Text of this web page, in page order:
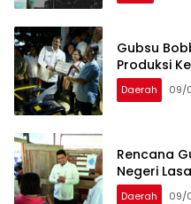
Gubsu
Produksi
Daerah 09/
Rencana
Negeri
Daerah 09/